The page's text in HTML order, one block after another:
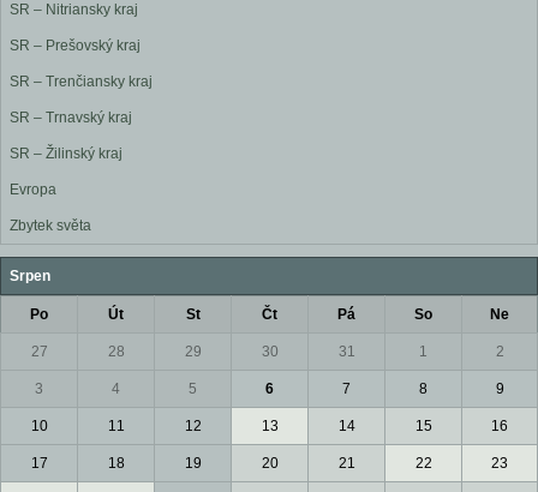
SR – Nitriansky kraj
SR – Prešovský kraj
SR – Trenčiansky kraj
SR – Trnavský kraj
SR – Žilinský kraj
Evropa
Zbytek světa
Srpen
Po Út St Čt Pá So Ne
27 28 29 30 31 1 2
3 4 5 6 7 8 9
10 11 12 13 14 15 16
17 18 19 20 21 22 23